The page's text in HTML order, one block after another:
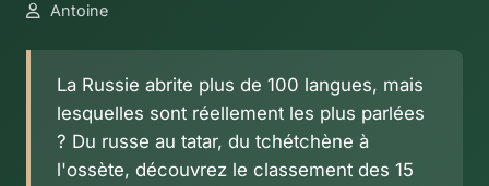
Antoine
La Russie abrite plus de 100 langues, mais
lesquelles sont réellement les plus parlées
? Du russe au tatar, du tchétchène à
l'ossète, découvrez le classement des 15